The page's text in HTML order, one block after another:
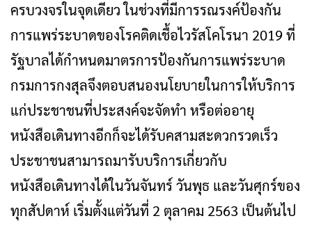
ครบวงจรในจุดเดียว ในช่วงที่มีการรณรงค์ป้องกัน
การแพร่ระบาดของโรคติดเชื้อไวรัสโคโรนา 2019 ที่
รัฐบาลได้กำหนดมาตรการป้องกันการแพร่ระบาด
กรมการกงสุลจึงตอบสนองนโยบายในการให้บริการ
แก่ประชาชนที่ประสงค์จะจัดทำ หรือต่ออายุ
หนังสือเดินทางอีกก็จะได้รับคสามสะดวกรวดเร็ว
ประชาชนสามารถมารับบริการเกี่ยวกับ
หนังสือเดินทางได้ในวันจันทร์ วันพุธ และวันศุกร์ของ
ทุกสัปดาห์ เริ่มตั้งแต่วันที่ 2 ตุลาคม 2563 เป็นต้นไป